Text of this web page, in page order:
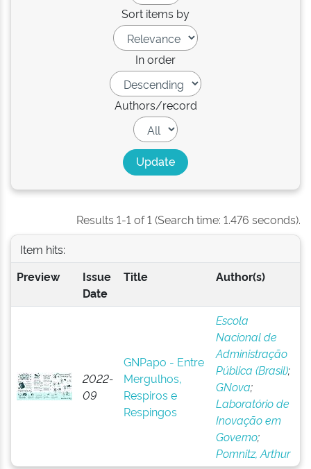
Sort items by
In order
Authors/record
Results 1-1 of 1 (Search time: 1.476 seconds).
Item hits:
Preview
Issue
Date
Title Author(s)
2022-
09
GNPapo - Entre
Mergulhos,
Respiros e
Respingos
Escola
Nacional de
Administração
Pública (Brasil);
GNova;
Laboratório de
Inovação em
Governo;
Pomnitz, Arthur